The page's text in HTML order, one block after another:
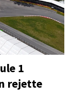
1
rejette